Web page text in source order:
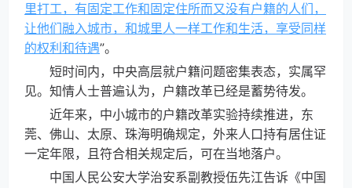
里打工，有固定工作和固定住所而又没有户籍的人们，
让他们融入城市，和城里人一样工作和生活，享受同样
的权利和待遇”。
短时间内，中央高层就户籍问题密集表态，实属罕
见。知情人士普遍认为，户籍改革已经是蓄势待发。
近年来，中小城市的户籍改革实验持续推进，东
莞、佛山、太原、珠海明确规定，外来人口持有居住证
一定年限，且符合相关规定后，可在当地落户。
中国人民公安大学治安系副教授伍先江告诉《中国